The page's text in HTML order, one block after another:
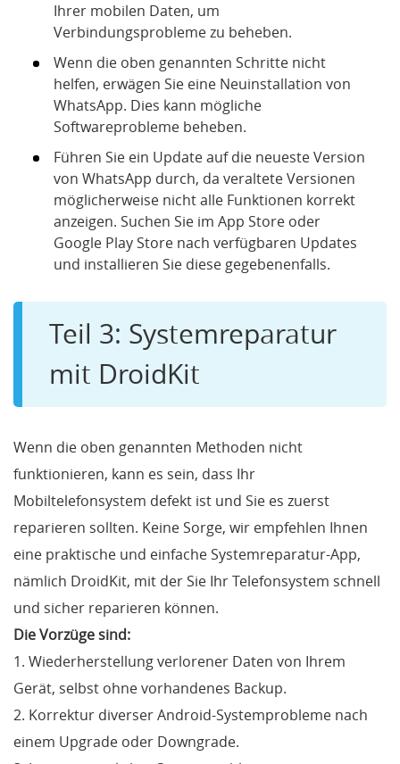
Ihrer mobilen Daten, um
Verbindungsprobleme zu beheben.
Wenn die oben genannten Schritte nicht
helfen, erwägen Sie eine Neuinstallation von
WhatsApp. Dies kann mögliche
Softwareprobleme beheben.
Führen Sie ein Update auf die neueste Version
von WhatsApp durch, da veraltete Versionen
möglicherweise nicht alle Funktionen korrekt
anzeigen. Suchen Sie im App Store oder
Google Play Store nach verfügbaren Updates
und installieren Sie diese gegebenenfalls.
Teil 3: Systemreparatur
mit DroidKit
Wenn die oben genannten Methoden nicht
funktionieren, kann es sein, dass Ihr
Mobiltelefonsystem defekt ist und Sie es zuerst
reparieren sollten. Keine Sorge, wir empfehlen Ihnen
eine praktische und einfache Systemreparatur-App,
nämlich DroidKit, mit der Sie Ihr Telefonsystem schnell
und sicher reparieren können.
Die Vorzüge sind:
1. Wiederherstellung verlorener Daten von Ihrem
Gerät, selbst ohne vorhandenes Backup.
2. Korrektur diverser Android-Systemprobleme nach
einem Upgrade oder Downgrade.